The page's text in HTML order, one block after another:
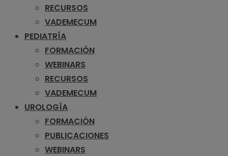
RECURSOS
VADEMECUM
PEDIATRÍA
FORMACIÓN
WEBINARS
RECURSOS
VADEMECUM
UROLOGÍA
FORMACIÓN
PUBLICACIONES
WEBINARS